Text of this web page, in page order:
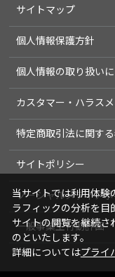
サイトマップ
個人情報保護方針
個人情報の取り扱い
カスタマー・ハラス
特定商取引法に関す
サイトポリシー
ソーシャルメディア
一般事業主行動計画
当サイトでは利用体験
ラフィックの分析を目
サイトの閲覧を継続
のといたします。
詳細についてはプライ